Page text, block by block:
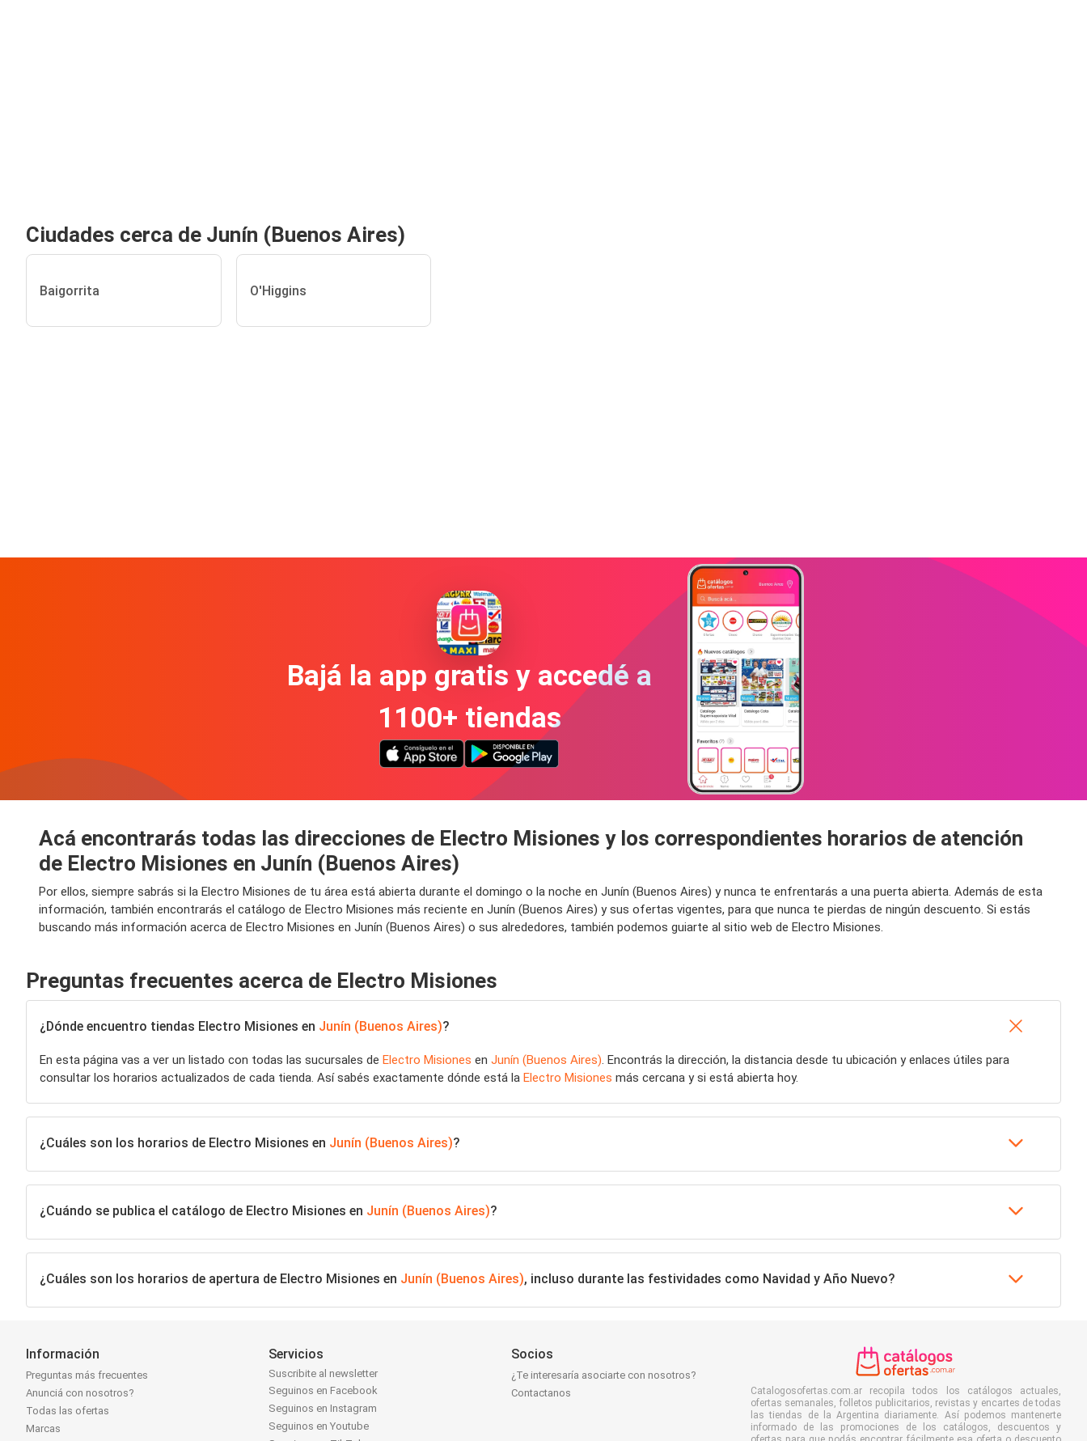
Ciudades cerca de Junín (Buenos Aires)
Baigorrita O'Higgins
Bajá la app gratis y accedé a
1100+ tiendas
Acá encontrarás todas las direcciones de Electro Misiones y los correspondientes horarios de atención
de Electro Misiones en Junín (Buenos Aires)
Por ellos, siempre sabrás si la Electro Misiones de tu área está abierta durante el domingo o la noche en Junín (Buenos Aires) y nunca te enfrentarás a una puerta abierta. Además de esta
información, también encontrarás el catálogo de Electro Misiones más reciente en Junín (Buenos Aires) y sus ofertas vigentes, para que nunca te pierdas de ningún descuento. Si estás
buscando más información acerca de Electro Misiones en Junín (Buenos Aires) o sus alrededores, también podemos guiarte al sitio web de Electro Misiones.
Preguntas frecuentes acerca de Electro Misiones
¿Dónde encuentro tiendas Electro Misiones en Junín (Buenos Aires)?
En esta página vas a ver un listado con todas las sucursales de Electro Misiones en Junín (Buenos Aires). Encontrás la dirección, la distancia desde tu ubicación y enlaces útiles para
consultar los horarios actualizados de cada tienda. Así sabés exactamente dónde está la Electro Misiones más cercana y si está abierta hoy.
¿Cuáles son los horarios de Electro Misiones en Junín (Buenos Aires)?
¿Cuándo se publica el catálogo de Electro Misiones en Junín (Buenos Aires)?
¿Cuáles son los horarios de apertura de Electro Misiones en Junín (Buenos Aires), incluso durante las festividades como Navidad y Año Nuevo?
Información
Preguntas más frecuentes
Anunciá con nosotros?
Todas las ofertas
Marcas
Servicios
Suscribite al newsletter
Seguinos en Facebook
Seguinos en Instagram
Seguinos en Youtube
Socios
¿Te interesaría asociarte con nosotros?
Contactanos
Catalogosofertas.com.ar recopila todos los catálogos actuales,
ofertas semanales, folletos publicitarios, revistas y encartes de todas
las tiendas de la Argentina diariamente. Así podemos mantenerte
informado de las promociones de los catálogos, descuentos y